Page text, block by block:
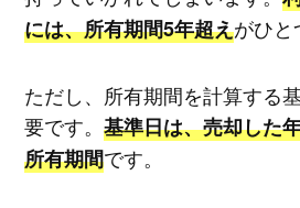
には、所有期間5年超えがひと
ただし、所有期間を計算する
要です。 基準日は、売却した
所有期間です。